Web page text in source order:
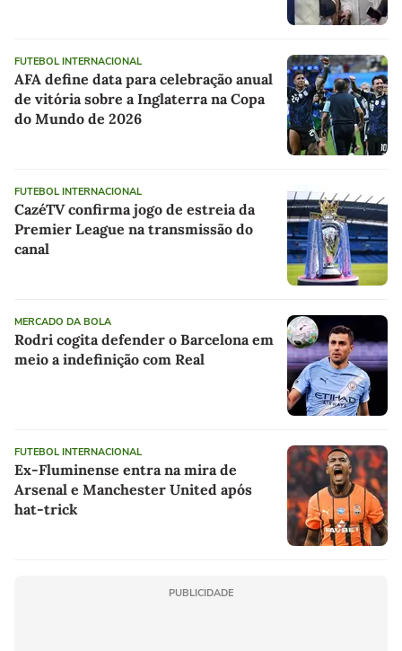
FUTEBOL INTERNACIONAL
AFA define data para celebração anual
de vitória sobre a Inglaterra na Copa
do Mundo de 2026
FUTEBOL INTERNACIONAL
CazéTV confirma jogo de estreia da
Premier League na transmissão do
canal
MERCADO DA BOLA
Rodri cogita defender o Barcelona em
meio a indefinição com Real
FUTEBOL INTERNACIONAL
Ex-Fluminense entra na mira de
Arsenal e Manchester United após
hat-trick
PUBLICIDADE